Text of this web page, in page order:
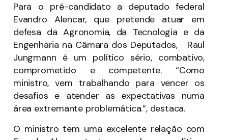
Para o pré-candidato a deputado federal
Evandro Alencar, que pretende atuar em
defesa da Agronomia, da Tecnologia e da
Engenharia na Câmara dos Deputados, Raul
Jungmann é um político sério, combativo,
comprometido e competente. “Como
ministro, vem trabalhando para vencer os
desafios e atender as expectativas numa
área extremante problemática.”, destaca.
O ministro tem uma excelente relação com